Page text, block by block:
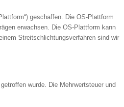
geschaffen. Die OS-Plattform
erwachsen. Die OS-Plattform kann
Streitschlichtungsverfahren sind wir
wurde. Die Mehrwertsteuer und